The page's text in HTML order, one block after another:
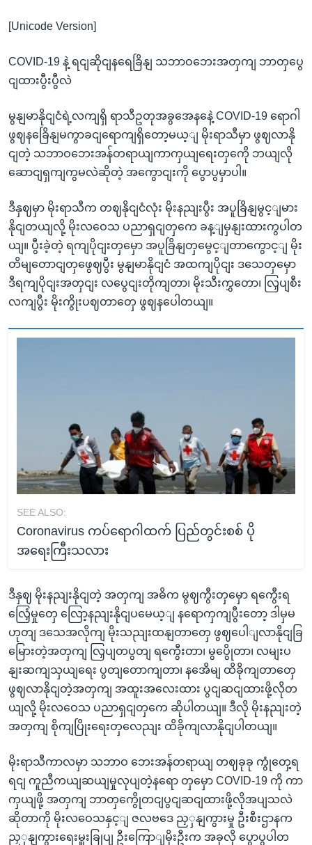
[Unicode Version]
COVID-19 နဲ့ ရငျဆိုငျနရေခြိနျ သဘာဝဘေးအတှကျ ဘာတှပွေ
ငျထားပွီးပွီလဲ
မွနျမာနိုငျငံရဲ့လကျရှိ ရာသီဥတုအခွအေနနေဲ့ COVID-19 ရောဂါ
ဖွဈနခြေိနျမကွာခငျရောကျရှိတော့မယ့ျ မိုးရာသီမှာ ဖွဈလာနို
ငျတဲ့ သဘာဝဘေးအန်တရာယျကာကှယျရေးတှကေို ဘယျလို
ဆောငျရှကျကွမလဲဆိုတဲ့ အကွောငျးကို ပွောပွမှာပါ။
ဒီနှဈမှာ မိုးရာသီက တဈနိုငျငံလုံး မိုးနညျးပွီး အပူခြိနျမွင့ျမား
နိုငျတယျလို့ မိုးလဝေသ ပညာရှငျတှကေ ခန့ျမှနျးထားကွပါတ
ယျ။ ပွီးခဲ့တဲ့ ရကျပိုငျးတှမှော အပူခြိနျတှမွေင့ျတာကွောင့ျ မိုး
တိမျတောငျတှဖွေဈပွီး မွနျမာနိုငျငံ အထကျပိုငျး ဒသေတှမှော
ဒီရကျပိုငျးအတှငျး လပွေငျးတိုကျတာ၊ မိုးသီးကွှတော၊ လြှပျစီး
လကျပွီး မိုးကွိုးပဈတာတှေ ဖွဈနပေါတယျ။
SEE ALSO:
Coronavirus ကပ်ရောဂါထက် ပြည်တွင်းစစ် ပို
အရေးကြီးသလား
ဒီနှဈ မိုးနညျးနိုငျတဲ့ အတှကျ အဓိက မွဈကွီးတှမှော ရကွေီးရ
လြှေံမှုတှေ လြော့နညျးနိုငျပမေယ့ျ နရောကှကျပွီးတော့ ဒါမှမ
ဟုတျ ဒသေအလိုကျ မိုးသညျးထနျတာတှေ ဖွဈပေါျလာနိုငျခြ
မြေားတဲ့အတှကျ လြှပျတပွတျ ရကွေီးတာ၊ မွပွေိုတာ၊ လမျးပ
နျးဆကျသှယျရေး ပွတျတောကျတာ၊ နအေိမျ ထိခိုကျတာတှေ
ဖွဈလာနိုငျတဲ့အတှကျ အထူးအလေးထား ပွငျဆငျထားဖို့လိုတ
ယျလို့ မိုးလဝေသ ပညာရှငျတှကေ ဆိုပါတယျ။ ဒီလို မိုးနညျးတဲ့
အတှကျ စိုကျပြိုးရေးတှလေညျး ထိခိုကျလာနိုငျပါတယျ။
မိုးရာသီကာလမှာ သဘာဝ ဘေးအန်တရာယျ တဈခုခု ကွုံတှေ့ရ
ရငျ ကူညီကယျဆယျမှုလုပျတဲ့နရော တှမှော COVID-19 ကို ကာ
ကှယျဖို့ အတှကျ ဘာတှကွေိုတငျပွငျဆငျထားဖို့လိုအပျသလဲ
ဆိုတာကို မိုးလဝေသနှင့ျ ဇလဗဒေ ညှှနျကွားမှု ဦးစီးဌာနက
ညှှနျကွားရေးမှူးခြုပျ ဦးကြောျမိုးဦးက အခုလို ပွောပွပါတ